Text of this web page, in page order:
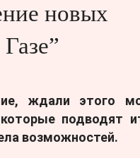
новых
ждали этого
подводят
возможностей.